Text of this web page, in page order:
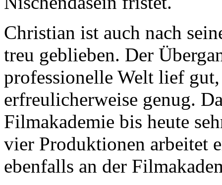
Christian ist auch nach
treu geblieben. Der
professionelle Welt lief
erfreulicherweise genug.
Filmakademie bis heute
vier Produktionen arbeitet
ebenfalls an der